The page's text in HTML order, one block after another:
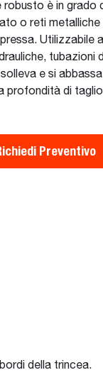
è in grado
o reti metalliche
Utilizzabile
tubazioni
e si
profondità di
Preventivo
della trincea.